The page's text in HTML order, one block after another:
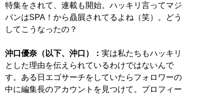
特集をされて、連載も開始。ハッキリ言ってマジ
パンはSPA！から贔屓されてるよね（笑）。どう
してこうなったの？
沖口優奈（以下、沖口）： 実は私たちもハッキリ
とした理由を伝えられているわけではないんで
す。ある日エゴサーチをしていたらフォロワーの
中に編集長のアカウントを見つけて。プロフィー